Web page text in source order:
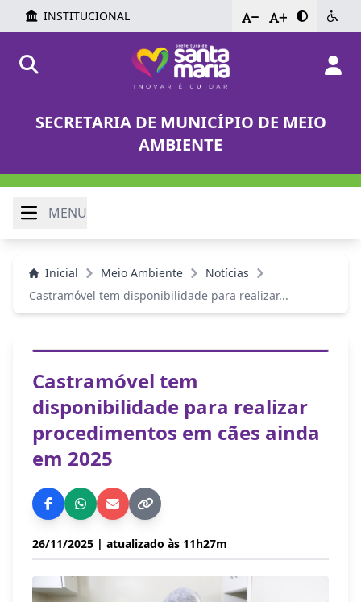
INSTITUCIONAL - +
SECRETARIA DE MUNICÍPIO DE MEIO
AMBIENTE
MENU
Inicial Meio Ambiente
Notícias
Castramóvel tem disponibilidade para realizar...
Castramóvel tem
disponibilidade para realizar
procedimentos em cães ainda
em 2025
26/11/2025 | atualizado às 11h27m